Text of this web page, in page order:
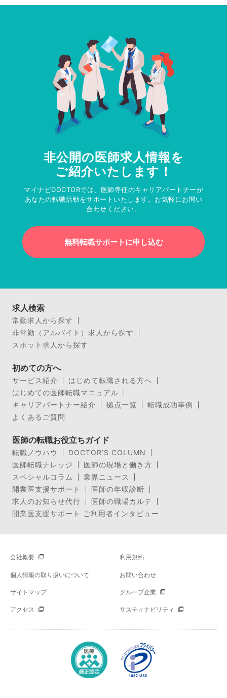
非公開の医師求人情報を
ご紹介いたします！
マイナビDOCTORでは、医師専任のキャリアパートナーが
あなたの転職活動をサポートいたします。お気軽にお問い
合わせください。
無料転職サポートに申し込む
求人検索
常勤求人から探す
非常勤（アルバイト）求人から探す
スポット求人から探す
初めての方へ
サービス紹介
はじめて転職される方へ
はじめての医師転職マニュアル
キャリアパートナー紹介
拠点一覧
転職成功事例
よくあるご質問
医師の転職お役立ちガイド
転職ノウハウ
DOCTOR’S COLUMN
医師転職ナレッジ
医師の現場と働き方
スペシャルコラム
業界ニュース
開業医支援サポート
医師の年収診断
求人のお知らせ代行
医師の職場カルテ
開業医支援サポート ご利用者インタビュー
会社概要 利用規約
個人情報の取り扱いについて お問い合わせ
サイトマップ グループ企業
アクセス サスティナビリティ